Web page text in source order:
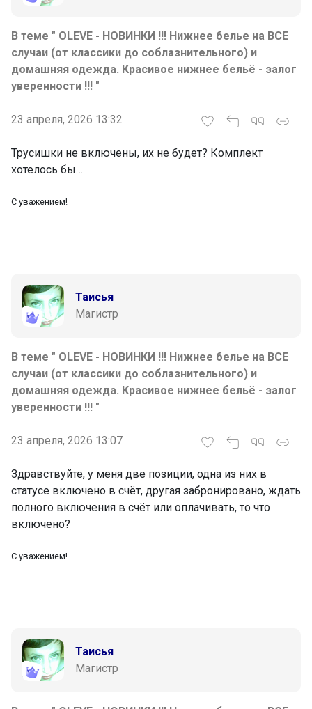
В теме " OLEVE - НОВИНКИ !!! Нижнее белье на ВСЕ
случаи (от классики до соблазнительного) и
домашняя одежда. Красивое нижнее бельë - залог
уверенности !!! "
23 апреля, 2026 13:32
Трусишки не включены, их не будет? Комплект
хотелось бы…
С уважением!
Таисья
Магистр
В теме " OLEVE - НОВИНКИ !!! Нижнее белье на ВСЕ
случаи (от классики до соблазнительного) и
домашняя одежда. Красивое нижнее бельë - залог
уверенности !!! "
23 апреля, 2026 13:07
Здравствуйте, у меня две позиции, одна из них в
статусе включено в счёт, другая забронировано, ждать
полного включения в счёт или оплачивать, то что
включено?
С уважением!
Таисья
Магистр